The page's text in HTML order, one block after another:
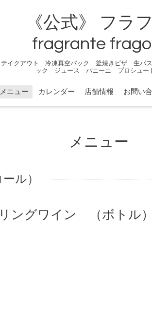
《公式》 フラ
fragrante
イクアウト 冷凍真空パック 釜焼きピザ 生
ック ジュース パニーニ プロシュ
メニュー カレンダー 店舗情報 お問い
メニュー
ル）
ングワイン （ボトル）